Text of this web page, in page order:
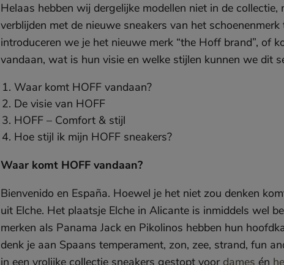
Helaas hebben wij dergelijke modellen niet in de
verblijden met de nieuwe sneakers van het
introduceren we je het nieuwe merk “the Hoff brand”, of
vandaan, wat is hun visie en welke stijlen kunnen we dit
Waar komt HOFF vandaan?
De visie van HOFF
HOFF – Comfort & stijl
Hoe stijl ik mijn HOFF sneakers?
Waar komt HOFF vandaan?
Bienvenido en España. Hoewel je het niet zou denken
uit Elche. Het plaatsje Elche in Alicante is inmiddels wel
merken als Panama Jack en Pikolinos hebben hun
denk je aan Spaans temperament, zon, zee, strand, fun
in een vrolijke collectie sneakers gestopt voor dames én